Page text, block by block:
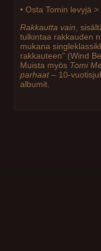
• Osta Tomin levyjä >
Rakkautta vain ,
tulkintaa rakkauden
mukana
rakkauteen” (Wind
Muista myös Tomi
parhaat– 10-
albumit.